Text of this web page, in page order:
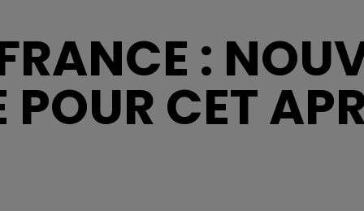
:
POUR CET